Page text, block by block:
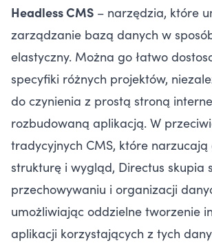
Headless CMS – narzędzia, które
zarządzanie bazą danych w
elastyczny. Można go łatwo
specyfiki różnych projektów,
do czynienia z prostą stroną
rozbudowaną aplikacją. W
tradycyjnych CMS, które
strukturę i wygląd, Directus skupia
przechowywaniu i organizacji
umożliwiając oddzielne tworzenie
aplikacji korzystających z tych